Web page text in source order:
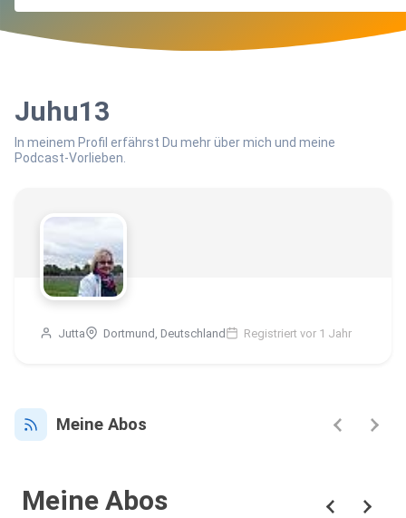
Juhu13
In meinem Profil erfährst Du mehr über mich und meine
Podcast-Vorlieben.
Jutta Dortmund, Deutschland Registriert vor 1 Jahr
Meine Abos
Meine Abos